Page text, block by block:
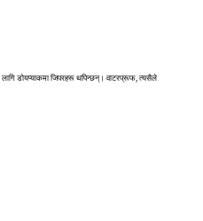
लागि डोयप्याकमा जिपरहरू थपिन्छन्। वाटरप्रूफ, त्यसैले